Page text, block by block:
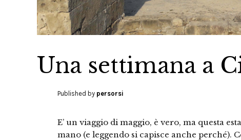
Una settimana a
Published by persorsi
E’ un viaggio di maggio, è vero, ma questa
mano (e leggendo si capisce anche perché).